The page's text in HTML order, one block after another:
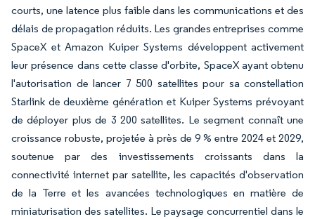
courts, une latence plus faible dans les communications et des
délais de propagation réduits. Les grandes entreprises comme
SpaceX et Amazon Kuiper Systems développent activement
leur présence dans cette classe d'orbite, SpaceX ayant obtenu
l'autorisation de lancer 7 500 satellites pour sa constellation
Starlink de deuxième génération et Kuiper Systems prévoyant
de déployer plus de 3 200 satellites. Le segment connaît une
croissance robuste, projetée à près de 9 % entre 2024 et 2029,
soutenue par des investissements croissants dans la
connectivité internet par satellite, les capacités d'observation
de la Terre et les avancées technologiques en matière de
miniaturisation des satellites. Le paysage concurrentiel dans le